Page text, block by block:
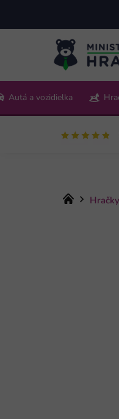
obsah
Pon-Pia 9:00-
Autá a vozidielka
Domov
Hračky